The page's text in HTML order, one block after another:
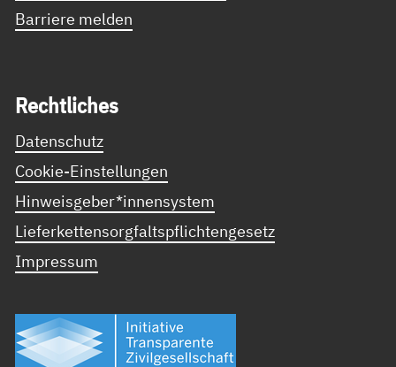
Barriere melden
Recht­li­ches
Datenschutz
Cookie-Einstellungen
Hinweisgeber*innensystem
Lieferkettensorgfaltspflichtengesetz
Impressum